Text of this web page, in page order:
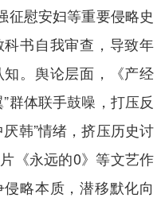
征慰安妇等重要侵略史
书自我审查，导致年
。舆论层面，《产经
群体联手鼓噪，打压反
韩”情绪，挤压历史讨
《永远的0》等文艺作
略本质，潜移默化向